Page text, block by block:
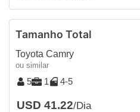
Tamanho Total
Toyota Camry
ou similar
5 1 4-5
USD 41.22/Dia